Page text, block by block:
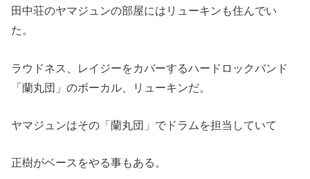
田中荘のヤマジュンの部屋にはリューキンも住んでい
た。
ラウドネス、レイジーをカバーするハードロックバンド
「蘭丸団」のボーカル、リューキンだ。
ヤマジュンはその「蘭丸団」でドラムを担当していて
正樹がベースをやる事もある。